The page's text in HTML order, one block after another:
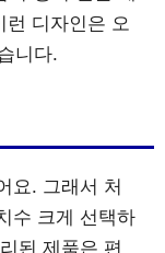
런 디자인은 오
니다.
요. 그래서 처
수 크게 선택하
된 제품은 편